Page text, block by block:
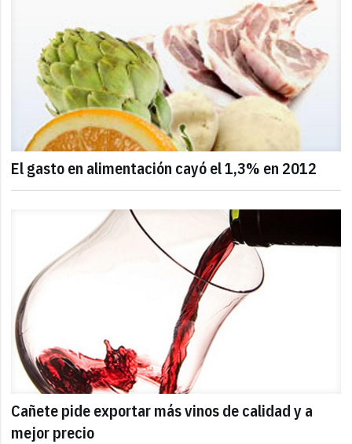
El gasto en alimentación cayó el 1,3% en 2012
Cañete pide exportar más vinos de calidad y a
mejor precio